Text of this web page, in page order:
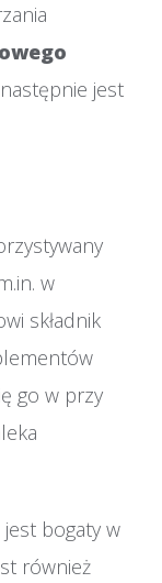
jest
w
składnik
go w przy
jest bogaty w
również